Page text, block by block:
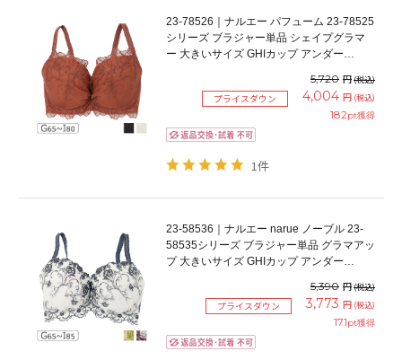
23-78526｜ナルエー パフューム 23-78525
シリーズ ブラジャー単品 シェイプグラマ
ー 大きいサイズ GHIカップ アンダー
5,720 円(税込)
プライスダウン 4,004 円 (税込)
182pt獲得
1件
23-58536｜ナルエー narue ノーブル 23-
58535シリーズ ブラジャー単品 グラマアッ
プ 大きいサイズ GHIカップ アンダー
5,390 円(税込)
プライスダウン 3,773 円 (税込)
171pt獲得